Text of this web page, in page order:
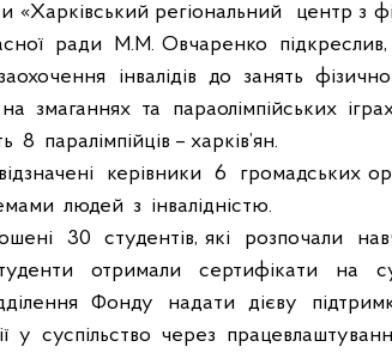
«Харківський регіональний центр з
ради М.М. Овчаренко
інвалідів до занять
на змаганнях та параолімпійських
8 паралімпійців – харків’ян.
відзначені керівники 6 громадських
людей з інвалідністю.
30 студентів, які розпочали
отримали сертифікати на
Фонду надати дієву
у суспільство через